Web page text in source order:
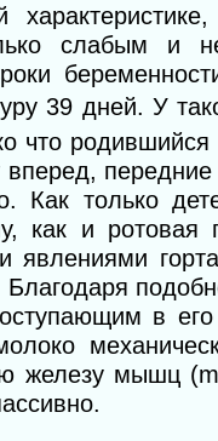
слабым и
39 дней. У
что
вперед,
Как только
как и ротовая
в
механи
железу мышц